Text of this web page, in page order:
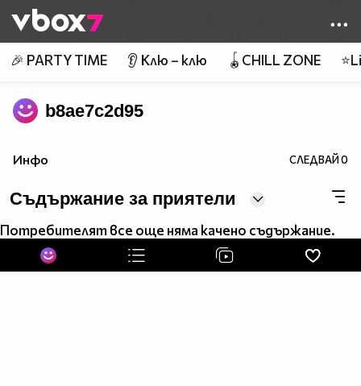
👾
🎉 PARTY TIME 👂 Клю – клю 🪀CHILL ZONE
b8ae7c2d95
Инфо СЛЕДВАЙ0
Съдържание за приятели
Потребителят все още няма качено съдържание.